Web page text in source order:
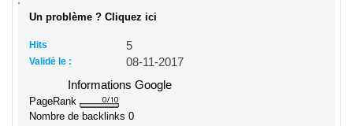
Un problème ? Cliquez ici
Hits 5
Validé le :
08-11-2017
Informations Google
PageRank
Nombre de backlinks 0